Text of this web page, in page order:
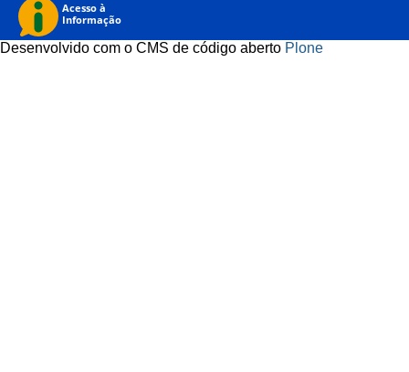
Desenvolvido com o CMS de código aberto Plone